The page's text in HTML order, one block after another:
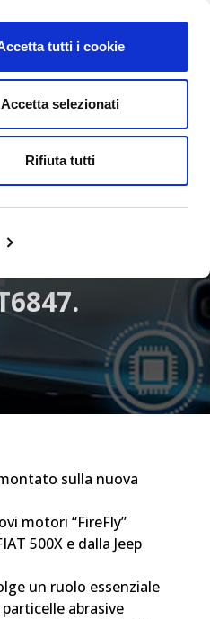
tutti i cookie
Accetta selezionati
Rifiuta tutti
CONTATTACI
sulla nuova
motori “FireFly”
500X e dalla Jeep
un ruolo essenziale
abrasive